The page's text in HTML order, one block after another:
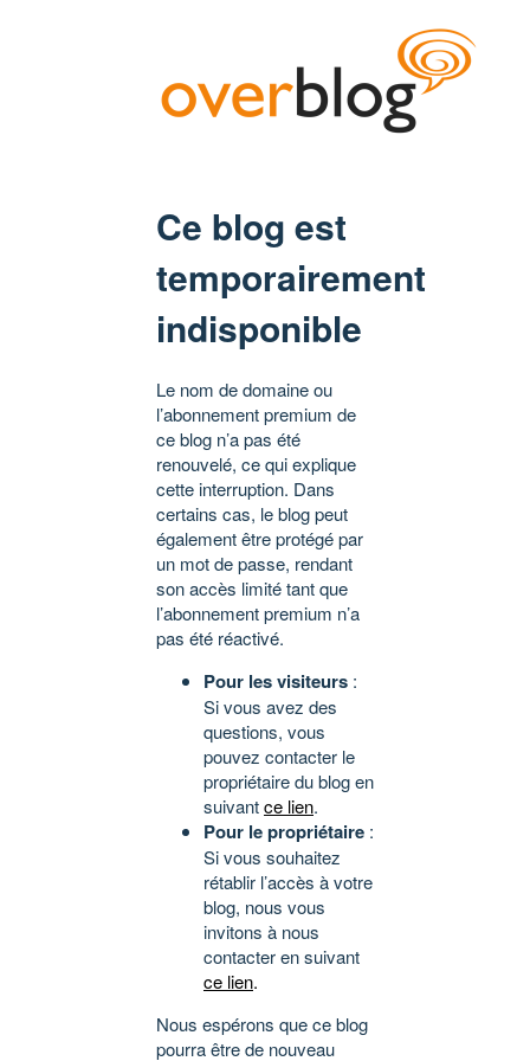
Ce blog est
temporairement
indisponible
Le nom de domaine ou
l’abonnement premium de
ce blog n’a pas été
renouvelé, ce qui explique
cette interruption. Dans
certains cas, le blog peut
également être protégé par
un mot de passe, rendant
son accès limité tant que
l’abonnement premium n’a
pas été réactivé.
Pour les visiteurs :
Si vous avez des
questions, vous
pouvez contacter le
propriétaire du blog en
suivantce lien.
Pour le propriétaire :
Si vous souhaitez
rétablir l’accès à votre
blog, nous vous
invitons à nous
contacter en suivant
ce lien.
Nous espérons que ce blog
pourra être de nouveau